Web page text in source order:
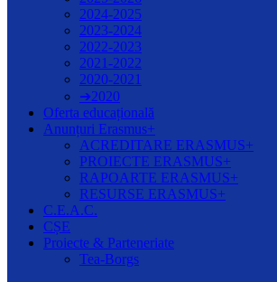
2024-2025
2023-2024
2022-2023
2021-2022
2020-2021
➔2020
Oferta educațională
Anunțuri Erasmus+
ACREDITARE ERASMUS+
PROIECTE ERASMUS+
RAPOARTE ERASMUS+
RESURSE ERASMUS+
C.E.A.C.
CȘE
Proiecte & Parteneriate
Tea-Borgs